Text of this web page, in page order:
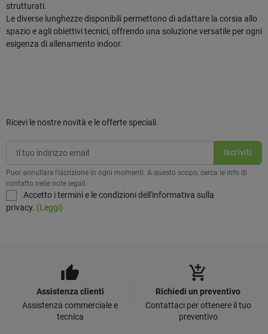
strutturati.
Le diverse lunghezze disponibili permettono di adattare la corsia allo
spazio e agli obiettivi tecnici, offrendo una soluzione versatile per ogni
esigenza di allenamento indoor.
Ricevi le nostre novità e le offerte speciali
Puoi annullare l'iscrizione in ogni momenti. A questo scopo, cerca le info di
contatto nelle note legali.
Accetto i termini e le condizioni dell'informativa sulla
privacy. (Leggi)
thumb_up
Assistenza clienti
Assistenza commerciale e
tecnica
add_shopping_cart
Richiedi un preventivo
Contattaci per ottenere il tuo
preventivo